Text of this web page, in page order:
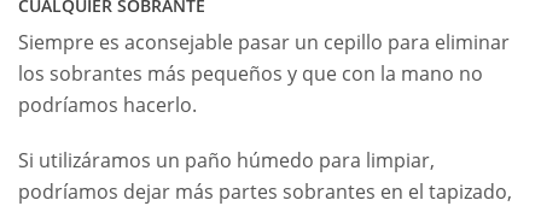
CUALQUIER SOBRANTE
Siempre es aconsejable pasar un cepillo para eliminar
los sobrantes más pequeños y que con la mano no
podríamos hacerlo.
Si utilizáramos un paño húmedo para limpiar,
podríamos dejar más partes sobrantes en el tapizado,